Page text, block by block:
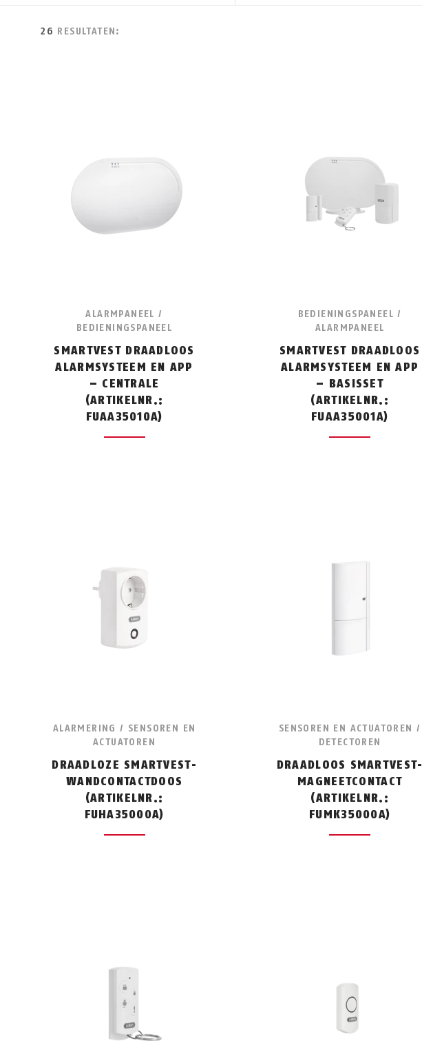
26 RESULTATEN:
ALARMPANEEL /
BEDIENINGSPANEEL
SMARTVEST DRAADLOOS
ALARMSYSTEEM EN APP
– CENTRALE
(ARTIKELNR.:
FUAA35010A)
BEDIENINGSPANEEL /
ALARMPANEEL
SMARTVEST DRAADLOOS
ALARMSYSTEEM EN APP
– BASISSET
(ARTIKELNR.:
FUAA35001A)
ALARMERING / SENSOREN EN
ACTUATOREN
DRAADLOZE SMARTVEST-
WANDCONTACTDOOS
(ARTIKELNR.:
FUHA35000A)
SENSOREN EN ACTUATOREN /
DETECTOREN
DRAADLOOS SMARTVEST-
MAGNEETCONTACT
(ARTIKELNR.:
FUMK35000A)